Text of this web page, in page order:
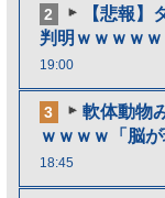
2
【悲報】
判明ｗｗｗｗ
19:00
3
軟体動物
ｗｗｗｗ「脳
18:45